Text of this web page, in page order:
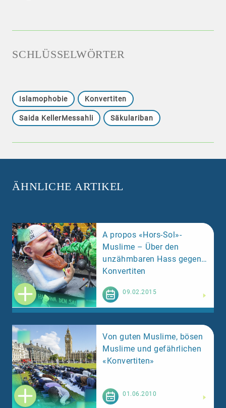
SCHLÜSSELWÖRTER
Islamophobie Konvertiten
Saida KellerMessahli Säkulariban
ÄHNLICHE ARTIKEL
A propos «Hors-Sol»-
Muslime – Über den
unzähmbaren Hass gegen
Konvertiten
09.02.2015
Von guten Muslime, bösen
Muslime und gefährlichen
«Konvertiten»
01.06.2010